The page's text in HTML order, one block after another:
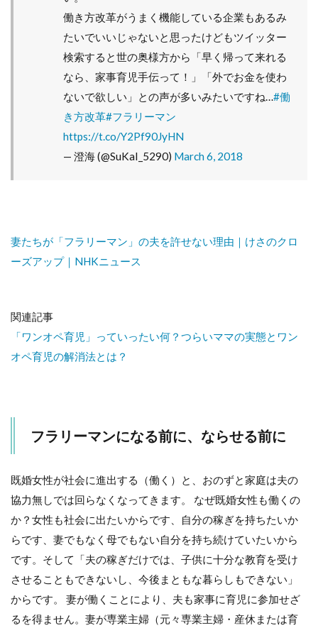
働き方改革がうまく機能している企業もあるみ
たいでいいじゃないと思ったけどもツイッター
検索すると世の奥様方から「早く帰って来れる
なら、家事育児手伝って！」「外でお金を使わ
ないで欲しい」との声が多いみたいですね…#働
き方改革#フラリーマン
https://t.co/Y2Pf90JyHN
— 澄海 (@SuKaI_5290) March 6, 2018
妻たちが「フラリーマン」の夫を許せない理由｜けさのクロ
ーズアップ｜NHKニュース
関連記事
「ワンオペ育児」っていったい何？つらいママの実態とワン
オペ育児の解消法とは？
フラリーマンになる前に、ならせる前に
既婚女性が社会に進出する（働く）と、おのずと家庭は夫の
協力無しでは回らなくなってきます。 なぜ既婚女性も働くの
か？女性も社会に出たいからです、自分の稼ぎを持ちたいか
らです、妻でもなく母でもない自分を持ち続けていたいから
です。そして「夫の稼ぎだけでは、子供に十分な教育を受け
させることもできないし、今後まともな暮らしもできない」
からです。 妻が働くことにより、夫も家事に育児に参加せざ
るを得ません。妻が専業主婦（元々専業主婦・産休または育